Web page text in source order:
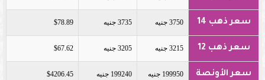
سعر ذهب 14 3750 جنيه 3735 جنيه $78.89
سعر ذهب 12 3215 جنيه 3205 جنيه $67.62
سعر الأونصة 199950 جنيه 199240 جنيه $4206.45